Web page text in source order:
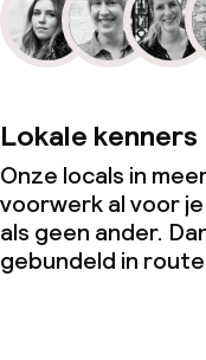
Lokale kenners
Onze locals in
voorwerk al voor
als geen ander.
gebundeld in